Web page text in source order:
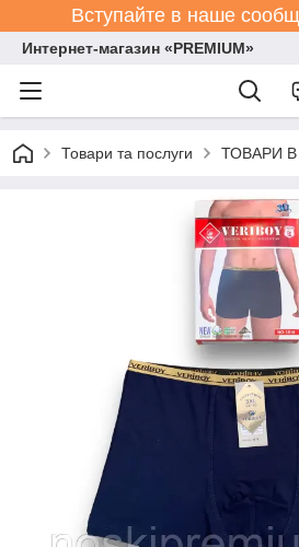
Вступайте в наше
Интернет-магазин «PREMIUM»
Товари та послуги ТОВАРИ В